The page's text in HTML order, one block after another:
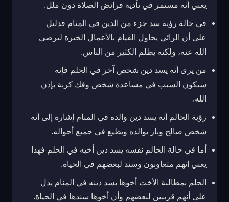
يعني أنه مستمر في تأدية فرائض الصلاة دون ملل.
في حالة رؤية سد جزء من الدين في المنام فدليل
على أن الرائي يحاول القيام بالأعمال الخيرة ليرضى
الله عنه، ولكنه يظلم الكثير من الناس.
من يرى أنه يسد دين شخص آخر في الحلم فإنه
سيكون السبب في مساعدة شخص وفك كربة بإذن
الله.
رؤية الحالم أنه يسد دين والده في المنام إشارة إلى أنه
شخص صالح وبار بوالده ويطيع في جميع أحواله.
أما في حالة الحالم نفسه يسد دين أخيه في الحلم فهذا
يعني انهم متعاونون وسند لبعضهم في الحياة.
الحلم بمطالبة الأخت أخوها بسد دينه في المنام يدل
على أنهم قريبين لبعضهم وأن أخوها سندها في الحياة.